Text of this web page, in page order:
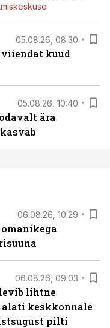
05.08.26, 08:30
kuud
05.08.26, 10:40
ära
06.08.26, 10:29
omanikega
06.08.26, 09:03
lihtne
alati keskkonnale
pilti